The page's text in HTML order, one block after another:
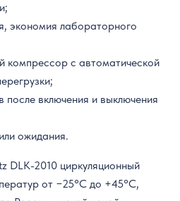
экономия лабораторного
компрессор с автоматической
включения и выключения
ожидания.
DLK-2010 циркуляционный
от −25°C до +45°C,